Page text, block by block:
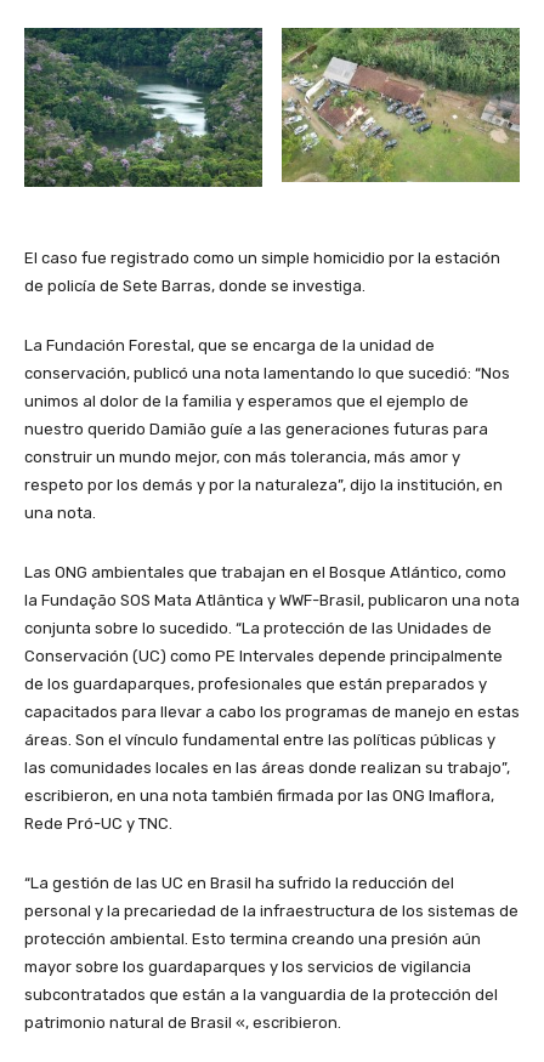
El caso fue registrado como un simple homicidio por la estación
de policía de Sete Barras, donde se investiga.
La Fundación Forestal, que se encarga de la unidad de
conservación, publicó una nota lamentando lo que sucedió: “Nos
unimos al dolor de la familia y esperamos que el ejemplo de
nuestro querido Damião guíe a las generaciones futuras para
construir un mundo mejor, con más tolerancia, más amor y
respeto por los demás y por la naturaleza”, dijo la institución, en
una nota.
Las ONG ambientales que trabajan en el Bosque Atlántico, como
la Fundação SOS Mata Atlântica y WWF-Brasil, publicaron una nota
conjunta sobre lo sucedido. “La protección de las Unidades de
Conservación (UC) como PE Intervales depende principalmente
de los guardaparques, profesionales que están preparados y
capacitados para llevar a cabo los programas de manejo en estas
áreas. Son el vínculo fundamental entre las políticas públicas y
las comunidades locales en las áreas donde realizan su trabajo”,
escribieron, en una nota también firmada por las ONG Imaflora,
Rede Pró-UC y TNC.
“La gestión de las UC en Brasil ha sufrido la reducción del
personal y la precariedad de la infraestructura de los sistemas de
protección ambiental. Esto termina creando una presión aún
mayor sobre los guardaparques y los servicios de vigilancia
subcontratados que están a la vanguardia de la protección del
patrimonio natural de Brasil «, escribieron.